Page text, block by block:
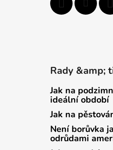
Rady &amp;
Jak na
ideální období
Jak na
Není borůvka
odrůdami